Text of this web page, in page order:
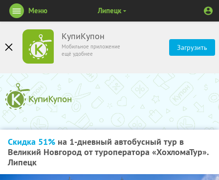
КупиКупон
Мобильное приложение
ещё удобнее
Загрузить
Меню Липецк
Скидка 51% на 1-дневный автобусный тур в
Великий Новгород от туроператора «ХохломаТур».
Липецк